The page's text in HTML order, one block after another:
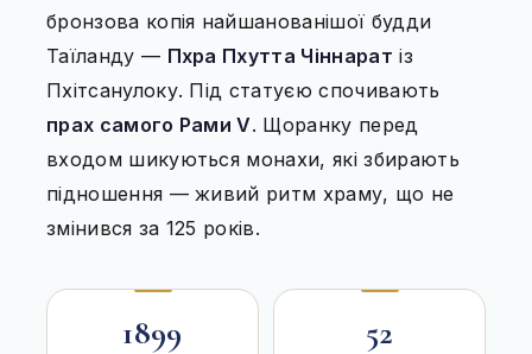
бронзова копія найшанованішої будди
Таїланду — Пхра Пхутта Чіннарат із
Пхітсанулоку. Під статуєю спочивають
прах самого Рами V. Щоранку перед
входом шикуються монахи, які збирають
підношення — живий ритм храму, що не
змінився за 125 років.
1899 52